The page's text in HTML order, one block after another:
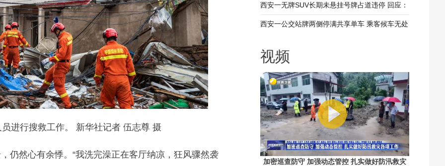
进行搜救工作。 新华社记者 伍志尊 摄
仍然心有余悸。“我洗完澡正在客厅纳凉，狂风骤然袭
装修押金抵扣物业费 兴平市住建局：已责令物业
整改
西安一无牌SUV长期未悬挂号牌占道违停 回应：
驾驶人被记9分罚款200元
西安一公交站牌两侧停满共享单车 乘客候车无处
视频
加密巡查防守 加强动态管控 扎实做好防汛救灾